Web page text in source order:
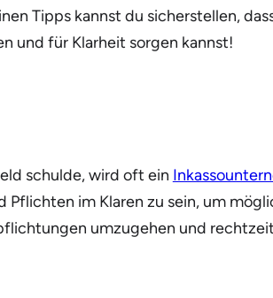
Tipps kannst du sicherstellen,
und für Klarheit sorgen kannst!
schulde, wird oft ein
im Klaren zu sein, um
umzugehen und